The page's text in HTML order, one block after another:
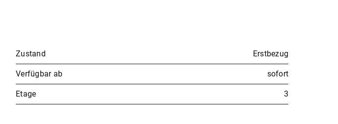
Zustand Erstbezug
Verfügbar ab sofort
Etage 3